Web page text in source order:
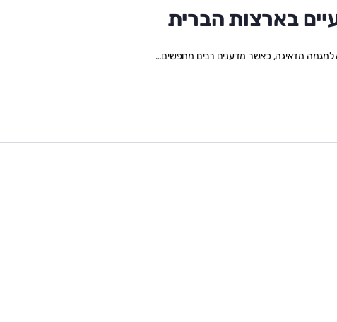
בארצות הברית
למגמה מדאיגה, כאשר מדענים רבים מחפשים…